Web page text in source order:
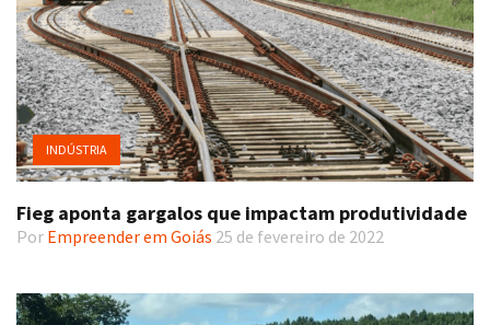
INDÚSTRIA
Fieg aponta gargalos que impactam produtividade
Por Empreender em Goiás 25 de fevereiro de 2022